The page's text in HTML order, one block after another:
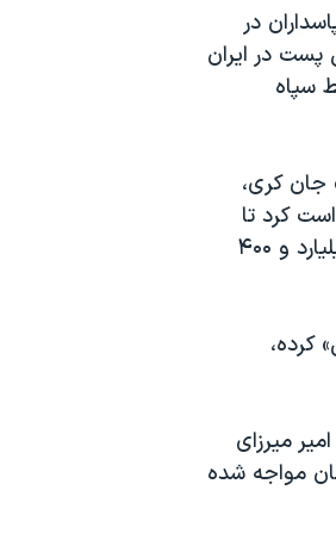
در
در ایران
سپاه
جان کری،
کرد تا
آقای رضائیان آزاد شود و دولت آمریکا در قبال تحویل جیسون رضائیان، یک میلیارد و ۴۰۰
کرده،
میرزای
مواجه شده